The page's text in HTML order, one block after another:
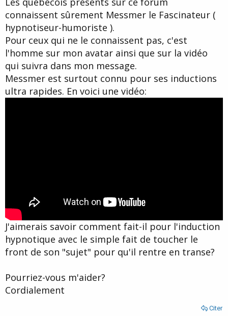
d
e
a
d
i
c
u
s
s
t
connaissent sûrement Messmer le Fascinateur (
hypnotiseur-humoriste ).
Pour ceux qui ne le connaissent pas, c'est
l'homme sur mon avatar ainsi que sur la vidéo
qui suivra dans mon message.
Messmer est surtout connu pour ses inductions
ultra rapides. En voici une vidéo:
J'aimerais savoir comment fait-il pour l'induction
hypnotique avec le simple fait de toucher le
front de son "sujet" pour qu'il rentre en transe?
Pourriez-vous m'aider?
Cordialement
Citer